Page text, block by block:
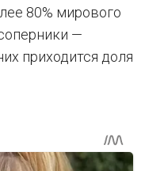
80% мирового
—
приходится доля